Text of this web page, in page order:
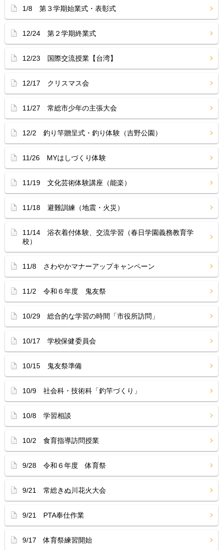
1/8 第３学期始業式・表彰式
12/24 第２学期終業式
12/23 国際交流授業【台湾】
12/17 クリスマス会
11/27 常総市少年の主張大会
12/2 釣り竿贈呈式・釣り体験（吉野公園）
11/26 MYはしづくり体験
11/19 文化芸術体験講座（能楽）
11/18 避難訓練（地震・火災）
11/14 浴衣着付体験、交流学習（春日学園義務教育学
校）
11/8 さわやかマナーアップキャンペーン
11/2 令和６年度 鬼友祭
10/29 総合的な学習の時間「市役所訪問」
10/17 学校保健委員会
10/15 鬼友祭準備
10/9 社会科・技術科「釣竿づくり」
10/8 学習相談
10/2 食育指導訪問授業
9/28 令和６年度 体育祭
9/21 常総きぬ川花火大会
9/21 PTA奉仕作業
9/17 体育祭練習開始